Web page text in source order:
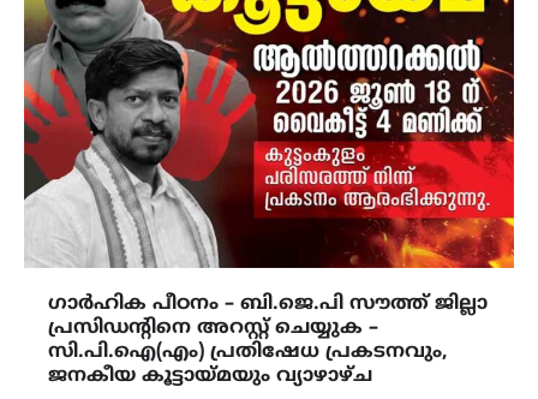
ഗാർഹിക പീഠനം – ബി.ജെ.പി സൗത്ത് ജില്ലാ
പ്രസിഡൻ്റിനെ അറസ്റ്റ് ചെയ്യുക –
സി.പി.ഐ(എം) പ്രതിഷേധ പ്രകടനവും,
ജനകീയ കൂട്ടായ്മയും വ്യാഴാഴ്ച